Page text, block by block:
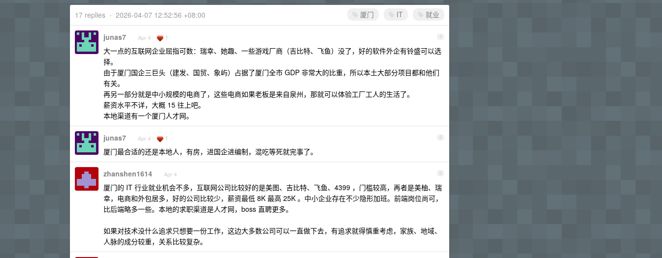
厦门 IT 就业
17 replies • 2026-04-07 12:52:56 +08:00
1
junas7 Apr 4 1
大一点的互联网企业屈指可数：瑞幸、她趣、一些游戏厂商（吉比特、飞鱼）没了，好的软件外企有铃盛可以选
择。
由于厦门国企三巨头（建发、国贸、象屿）占据了厦门全市 GDP 非常大的比重，所以本土大部分项目都和他们
有关。
再另一部分就是中小规模的电商了，这些电商如果老板是来自泉州，那就可以体验工厂工人的生活了。
薪资水平不详，大概 15 往上吧。
本地渠道有一个厦门人才网。
2
junas7 Apr 4 1
厦门最合适的还是本地人，有房，进国企进编制，混吃等死就完事了。
3
zhanshen1614 Apr 4
厦门的 IT 行业就业机会不多，互联网公司比较好的是美图、吉比特、飞鱼、4399 ，门槛较高，再者是美柚、瑞
幸，电商和外包居多，好的公司比较少，薪资最低 8K 最高 25K 。中小企业存在不少隐形加班。前端岗位尚可，
比后端略多一些。本地的求职渠道是人才网，boss 直聘更多。
如果对技术没什么追求只想要一份工作，这边大多数公司可以一直做下去，有追求就得慎重考虑，家族、地域、
人脉的成分较重，关系比较复杂。